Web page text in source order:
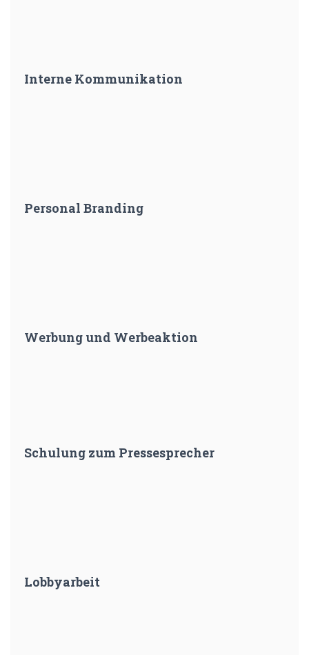
Interne Kommunikation
Personal Branding
Werbung und Werbeaktion
Schulung zum Pressesprecher
Lobbyarbeit